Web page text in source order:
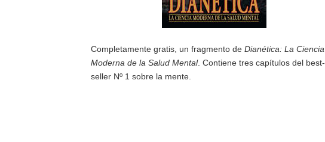
Completamente gratis, un fragmento de Dianética: La Ciencia
Moderna de la Salud Mental. Contiene tres capítulos del best-
seller Nº 1 sobre la mente.